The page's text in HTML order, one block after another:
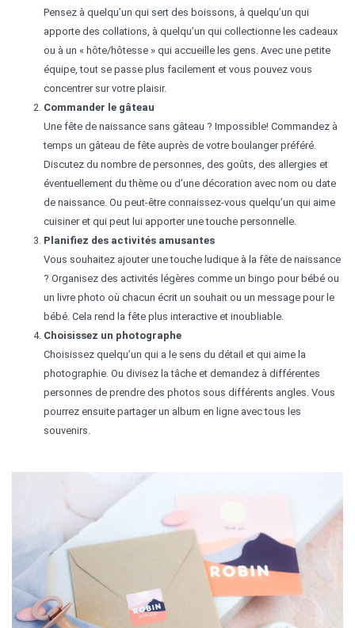
Pensez à quelqu’un qui sert des boissons, à quelqu’un qui
apporte des collations, à quelqu’un qui collectionne les cadeaux
ou à un « hôte/hôtesse » qui accueille les gens. Avec une petite
équipe, tout se passe plus facilement et vous pouvez vous
concentrer sur votre plaisir.
Commander le gâteau
Une fête de naissance sans gâteau ? Impossible! Commandez à
temps un gâteau de fête auprès de votre boulanger préféré.
Discutez du nombre de personnes, des goûts, des allergies et
éventuellement du thème ou d’une décoration avec nom ou date
de naissance. Ou peut-être connaissez-vous quelqu’un qui aime
cuisiner et qui peut lui apporter une touche personnelle.
Planifiez des activités amusantes
Vous souhaitez ajouter une touche ludique à la fête de naissance
? Organisez des activités légères comme un bingo pour bébé ou
un livre photo où chacun écrit un souhait ou un message pour le
bébé. Cela rend la fête plus interactive et inoubliable.
Choisissez un photographe
Choisissez quelqu’un qui a le sens du détail et qui aime la
photographie. Ou divisez la tâche et demandez à différentes
personnes de prendre des photos sous différents angles. Vous
pourrez ensuite partager un album en ligne avec tous les
souvenirs.